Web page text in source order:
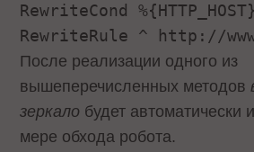
RewriteCond
RewriteRule ^ http://
После реализации одного из
вышеперечисленных методов
зеркало будет автоматически
мере обхода робота.